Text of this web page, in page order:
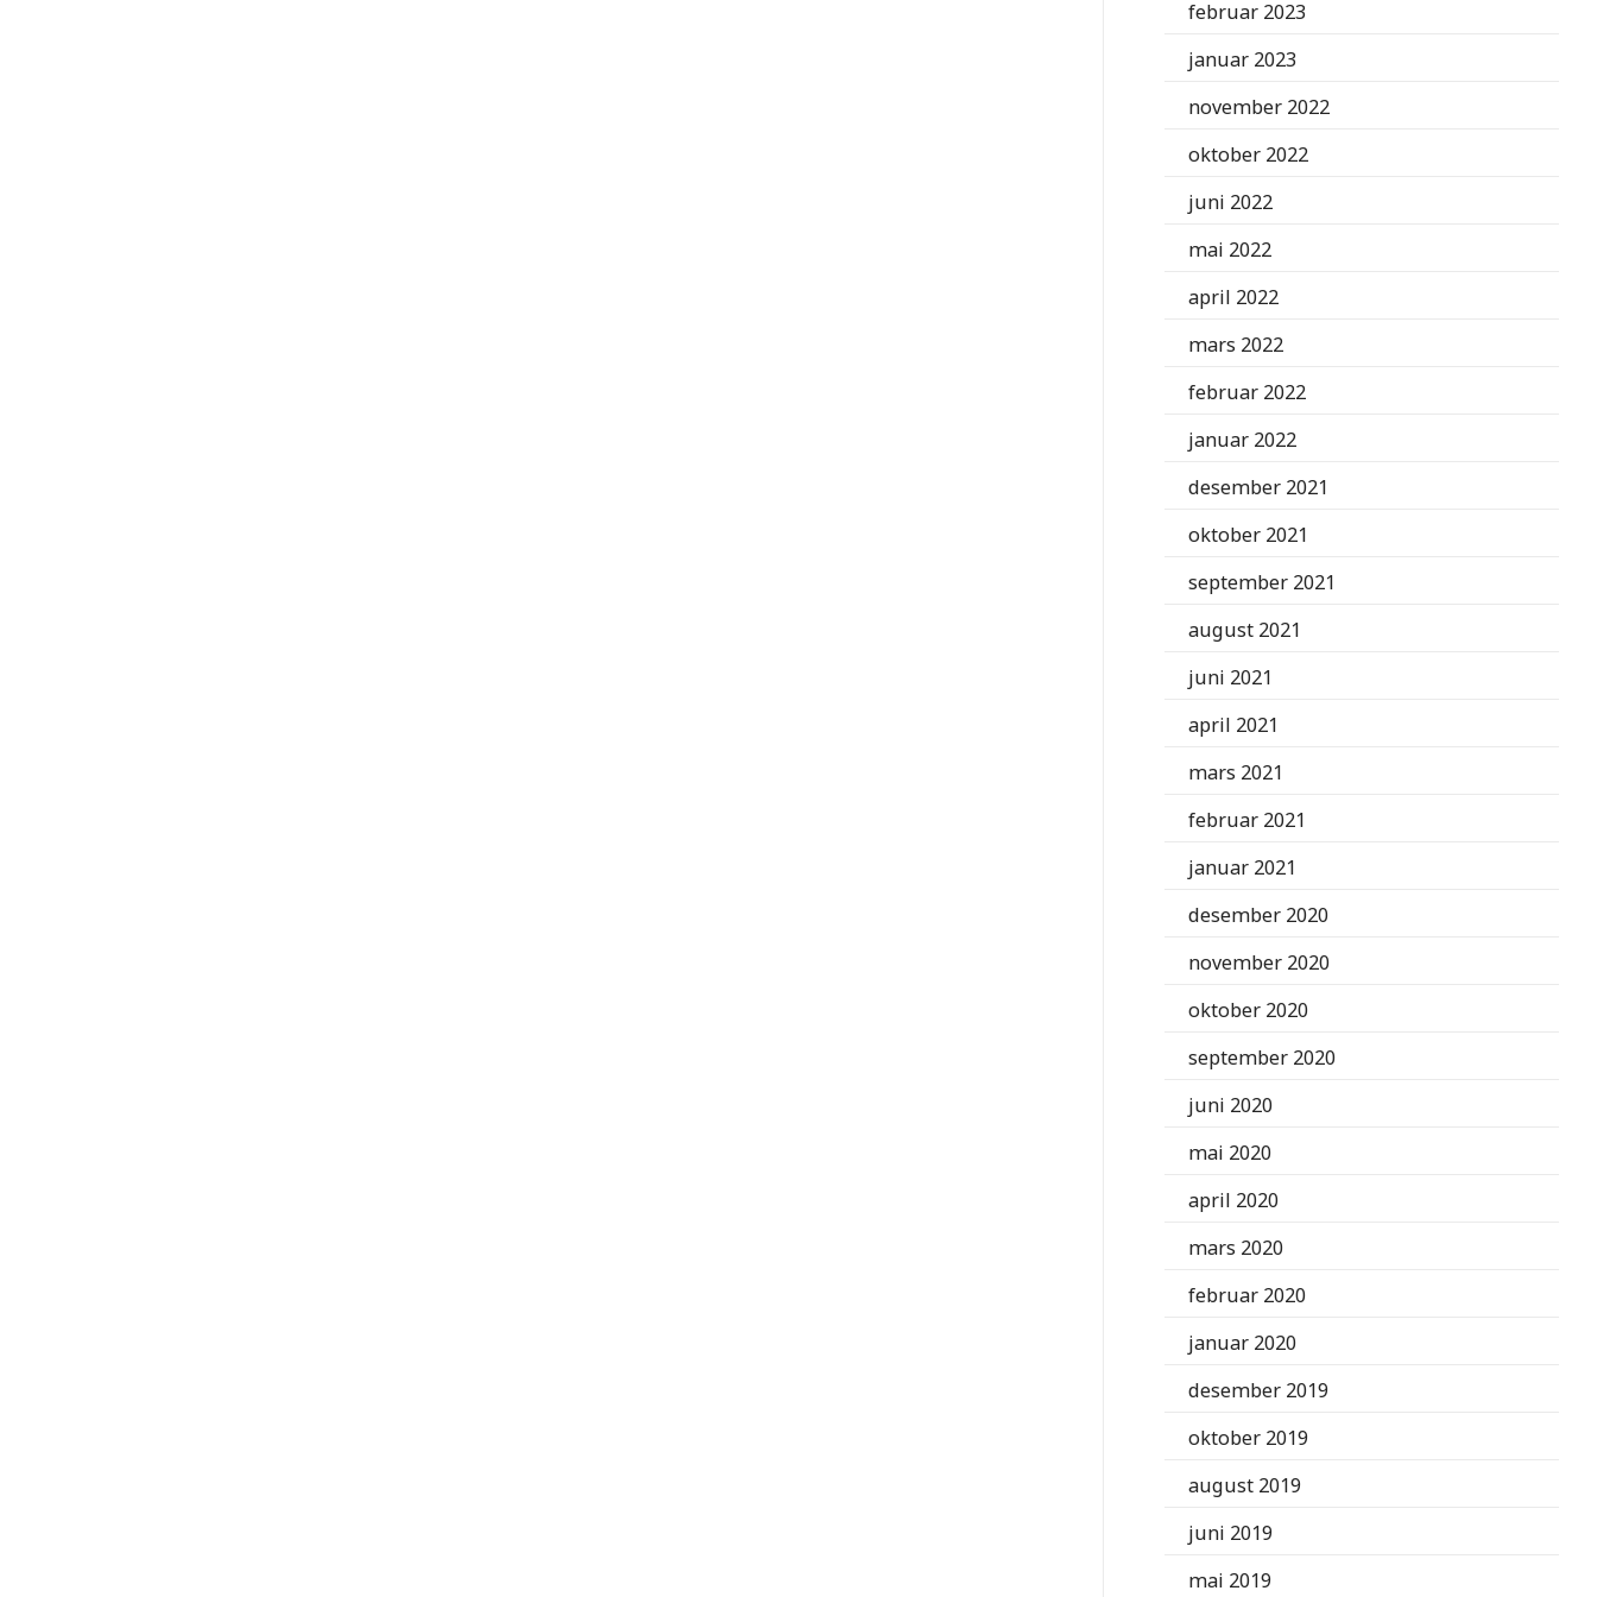
februar 2023
januar 2023
november 2022
oktober 2022
juni 2022
mai 2022
april 2022
mars 2022
februar 2022
januar 2022
desember 2021
oktober 2021
september 2021
august 2021
juni 2021
april 2021
mars 2021
februar 2021
januar 2021
desember 2020
november 2020
oktober 2020
september 2020
juni 2020
mai 2020
april 2020
mars 2020
februar 2020
januar 2020
desember 2019
oktober 2019
august 2019
juni 2019
mai 2019